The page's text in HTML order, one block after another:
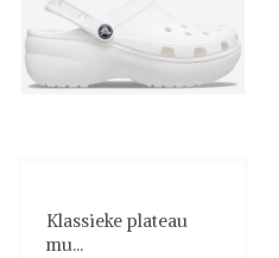
Klassieke plateau
mu...